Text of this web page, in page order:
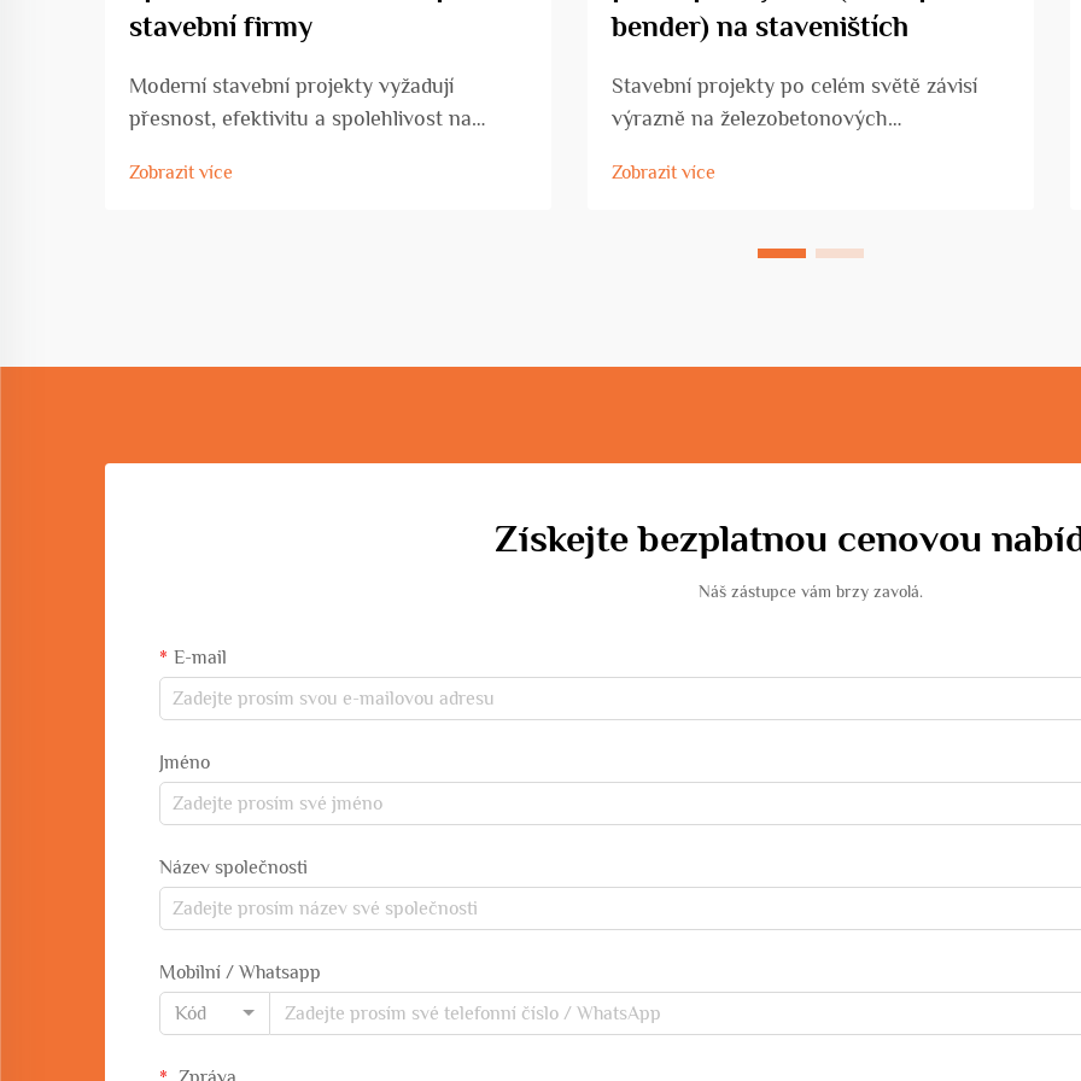
stavební firmy
Moderní stavební projekty vyžadují
přesnost, efektivitu a spolehlivost na
firmy čelí rostoucímu tlaku, aby dodaly
Zobrazit více
bender) na staveništích
Stavební projekty po celém světě závisí
výrazně na železobetonových
efektivní přípravu ocelové výztuže.
nezbytné zařízení, které mění způsob,
Zobrazit více
Získejte bezplatnou cenovou
Náš zástupce vám brzy zavolá.
E-mail
Jméno
Název společnosti
Mobilní / Whatsapp
Kód